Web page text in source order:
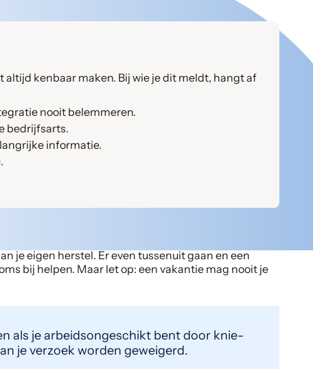
altijd kenbaar maken. Bij wie je dit meldt, hangt af
nooit belemmeren.
bedrijfsarts.
informatie.
je eigen herstel. Er even tussenuit gaan en een
bij helpen. Maar let op: een vakantie mag nooit je
als je arbeidsongeschikt bent door knie-
je verzoek worden geweigerd.